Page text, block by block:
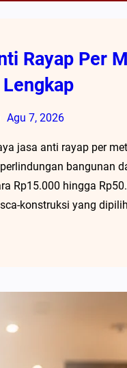
Rayap Per
Agu 7, 2026
jasa anti rayap per
bangunan
Rp15.000 hingga
konstruksi yang